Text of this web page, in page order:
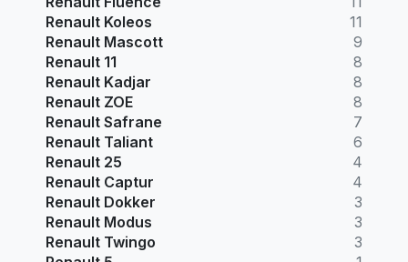
Renault Koleos
11
Renault Mascott
9
Renault 11
8
Renault Kadjar
8
Renault ZOE
8
Renault Safrane
7
Renault Taliant
6
Renault 25
4
Renault Captur
4
Renault Dokker
3
Renault Modus
3
Renault Twingo
3